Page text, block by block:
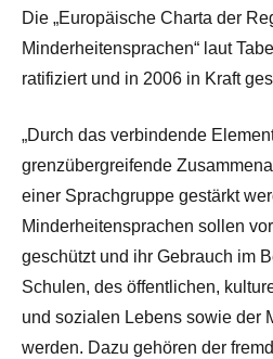
Die „Europäische Charta der
Minderheitensprachen“ laut
ratifiziert und in 2006 in Kraft
„Durch das verbindende
grenzübergreifende
einer Sprachgruppe gestärkt
Minderheitensprachen sollen
geschützt und ihr Gebrauch im
Schulen, des öffentlichen,
und sozialen Lebens sowie der
werden. Dazu gehören der